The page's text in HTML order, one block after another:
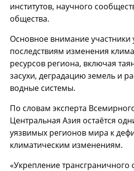
институтов, научного
общества.
Основное внимание участники
последствиям изменения
ресурсов региона, включая
засухи, деградацию земель и
водные системы.
По словам эксперта
Центральная Азия остаётся
уязвимых регионов мира к
климатическим изменениям.
«Укрепление трансграничного